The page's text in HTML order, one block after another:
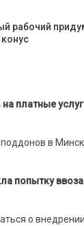
рабочий
платные
в
попытку
о